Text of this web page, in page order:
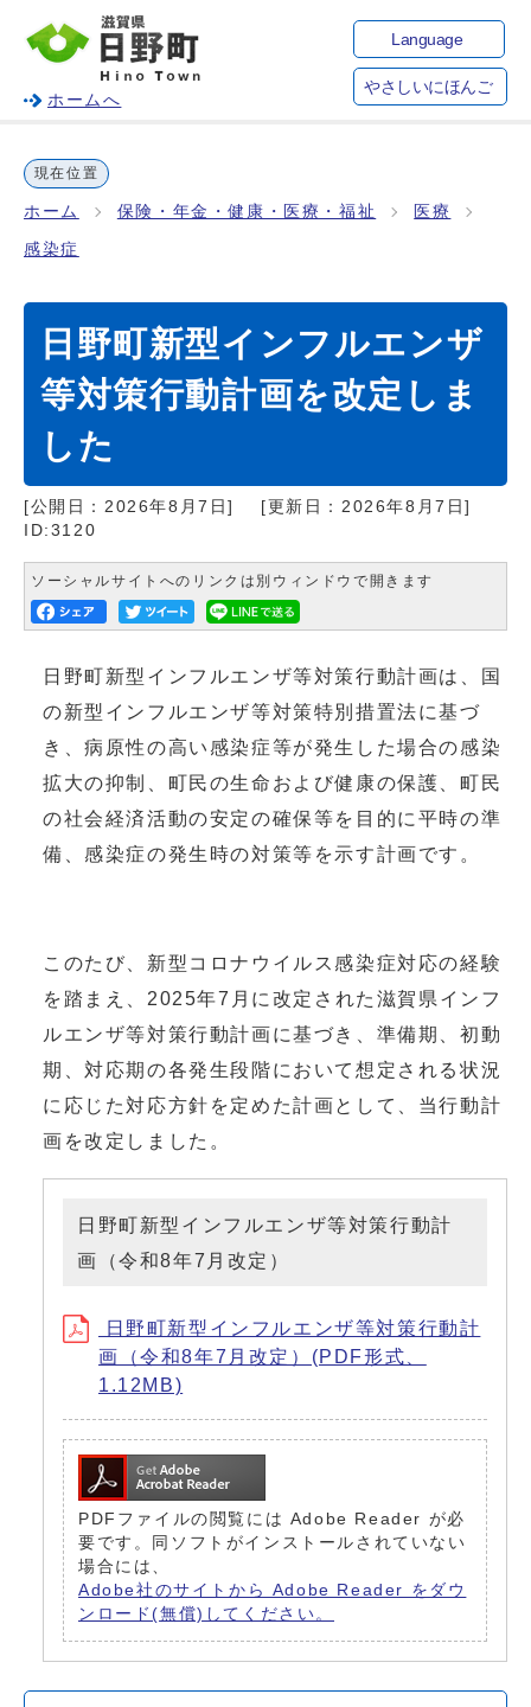
ホームへ
Language
やさしいにほんご
現在位置
ホーム 保険・年金・健康・医療・福祉 医療
感染症
日野町新型インフルエンザ
等対策行動計画を改定しま
した
[公開日： 2026年8月7日] [更新日： 2026年8月7日]
ID:3120
ソーシャルサイトへのリンクは別ウィンドウで開きます
日野町新型インフルエンザ等対策行動計画は、国
の新型インフルエンザ等対策特別措置法に基づ
き、病原性の高い感染症等が発生した場合の感染
拡大の抑制、町民の生命および健康の保護、町民
の社会経済活動の安定の確保等を目的に平時の準
備、感染症の発生時の対策等を示す計画です。
このたび、新型コロナウイルス感染症対応の経験
を踏まえ、2025年7月に改定された滋賀県インフ
ルエンザ等対策行動計画に基づき、準備期、初動
期、対応期の各発生段階において想定される状況
に応じた対応方針を定めた計画として、当行動計
画を改定しました。
日野町新型インフルエンザ等対策行動計
画（令和8年7月改定）
日野町新型インフルエンザ等対策行動計
画（令和8年7月改定）(PDF形式、
1.12MB)
PDFファイルの閲覧には Adobe Reader が必
要です。同ソフトがインストールされていない
場合には、
Adobe社のサイトから Adobe Reader をダウ
ンロード(無償)してください。